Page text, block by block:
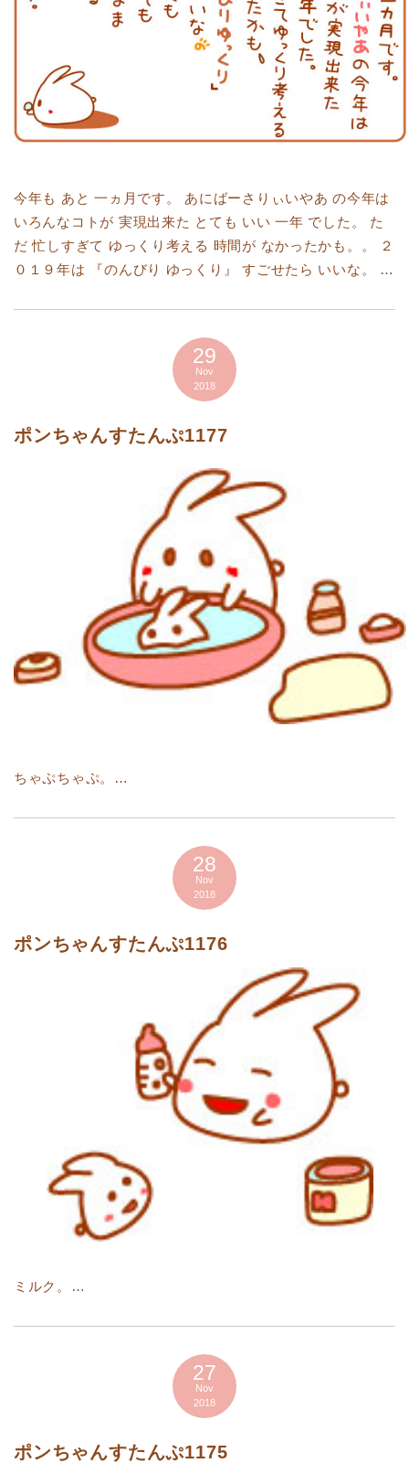
今年も あと 一ヵ月です。 あにばーさりぃいやあ の今年は
いろんなコトが 実現出来た とても いい 一年 でした。 た
だ 忙しすぎて ゆっくり考える 時間が なかったかも。。 ２
０１９年は 『のんびり ゆっくり』 すごせたら いいな。 …
29
Nov
2018
ポンちゃんすたんぷ1177
ちゃぷちゃぷ。…
28
Nov
2018
ポンちゃんすたんぷ1176
ミルク。…
27
Nov
2018
ポンちゃんすたんぷ1175